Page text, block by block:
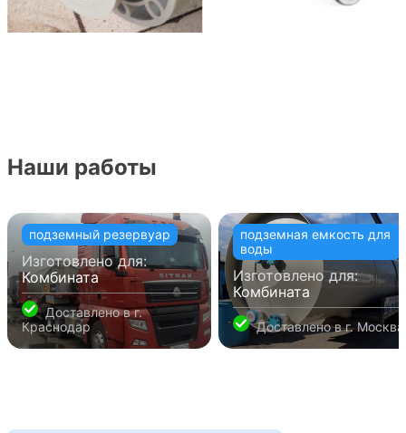
Наши работы
подземный резервуар
Изготовлено для:
Комбината
Доставлено вг.
Краснодар
подземная емкость для
воды
Изготовлено для:
Комбината
Доставлено вг. Москва